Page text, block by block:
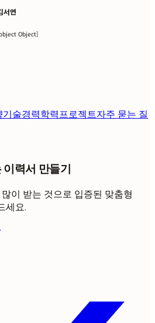
서연
Object]
기술경력학력프로젝트자주 묻는 질
력서 만들기
이 받는 것으로 입증된 맞춤형
세요.